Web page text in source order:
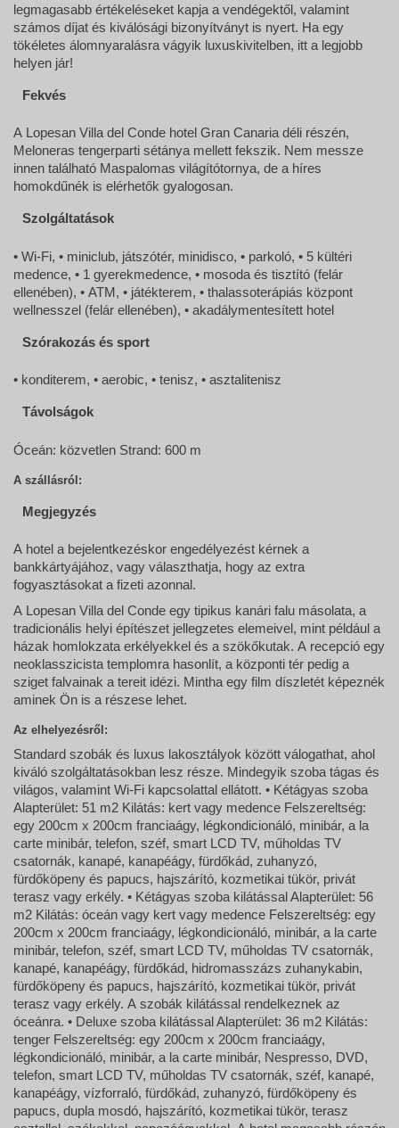
legmagasabb értékeléseket kapja a vendégektől, valamint
számos díjat és kiválósági bizonyítványt is nyert. Ha egy
tökéletes álomnyaralásra vágyik luxuskivitelben, itt a legjobb
helyen jár!
Fekvés
A Lopesan Villa del Conde hotel Gran Canaria déli részén,
Meloneras tengerparti sétánya mellett fekszik. Nem messze
innen található Maspalomas világítótornya, de a híres
homokdűnék is elérhetők gyalogosan.
Szolgáltatások
• Wi-Fi, • miniclub, játszótér, minidisco, • parkoló, • 5 kültéri
medence, • 1 gyerekmedence, • mosoda és tisztító (felár
ellenében), • ATM, • játékterem, • thalassoterápiás központ
wellnesszel (felár ellenében), • akadálymentesített hotel
Szórakozás és sport
• konditerem, • aerobic, • tenisz, • asztalitenisz
Távolságok
Óceán: közvetlen Strand: 600 m
A szállásról:
Megjegyzés
A hotel a bejelentkezéskor engedélyezést kérnek a
bankkártyájához, vagy választhatja, hogy az extra
fogyasztásokat a fizeti azonnal.
A Lopesan Villa del Conde egy tipikus kanári falu másolata, a
tradicionális helyi építészet jellegzetes elemeivel, mint például a
házak homlokzata erkélyekkel és a szökőkutak. A recepció egy
neoklasszicista templomra hasonlít, a központi tér pedig a
sziget falvainak a tereit idézi. Mintha egy film díszletét képeznék
aminek Ön is a részese lehet.
Az elhelyezésről:
Standard szobák és luxus lakosztályok között válogathat, ahol
kiváló szolgáltatásokban lesz része. Mindegyik szoba tágas és
világos, valamint Wi-Fi kapcsolattal ellátott. • Kétágyas szoba
Alapterület: 51 m2 Kilátás: kert vagy medence Felszereltség:
egy 200cm x 200cm franciaágy, légkondicionáló, minibár, a la
carte minibár, telefon, széf, smart LCD TV, műholdas TV
csatornák, kanapé, kanapéágy, fürdőkád, zuhanyzó,
fürdőköpeny és papucs, hajszárító, kozmetikai tükör, privát
terasz vagy erkély. • Kétágyas szoba kilátással Alapterület: 56
m2 Kilátás: óceán vagy kert vagy medence Felszereltség: egy
200cm x 200cm franciaágy, légkondicionáló, minibár, a la carte
minibár, telefon, széf, smart LCD TV, műholdas TV csatornák,
kanapé, kanapéágy, fürdőkád, hidromasszázs zuhanykabin,
fürdőköpeny és papucs, hajszárító, kozmetikai tükör, privát
terasz vagy erkély. A szobák kilátással rendelkeznek az
óceánra. • Deluxe szoba kilátással Alapterület: 36 m2 Kilátás:
tenger Felszereltség: egy 200cm x 200cm franciaágy,
légkondicionáló, minibár, a la carte minibár, Nespresso, DVD,
telefon, smart LCD TV, műholdas TV csatornák, széf, kanapé,
kanapéágy, vízforraló, fürdőkád, zuhanyzó, fürdőköpeny és
papucs, dupla mosdó, hajszárító, kozmetikai tükör, terasz